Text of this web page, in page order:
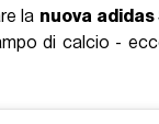
la nuova adidas
di calcio -